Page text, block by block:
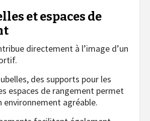
et espaces de
directement à l’image d’un
des supports pour les
espaces de rangement permet
environnement agréable.